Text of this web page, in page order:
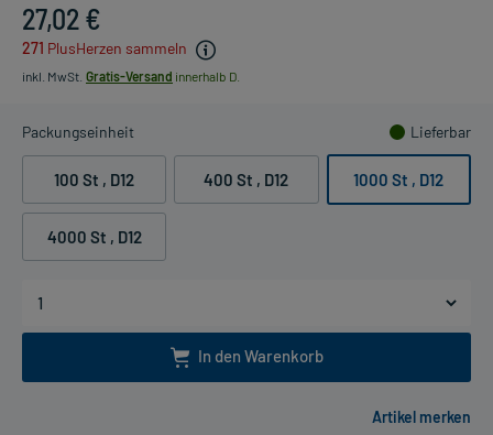
27,02 €
271 PlusHerzen sammeln
inkl. MwSt. Gratis-Versand innerhalb D.
Packungseinheit Lieferbar
100 St , D12 400 St , D12 1000 St , D12
4000 St , D12
In den Warenkorb